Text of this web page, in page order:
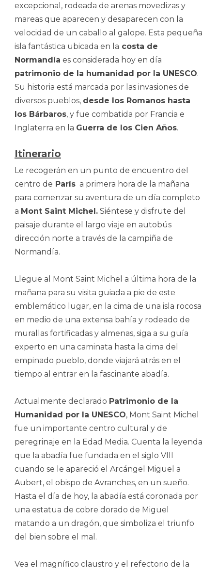
excepcional, rodeada de arenas movedizas y
mareas que aparecen y desaparecen con la
velocidad de un caballo al galope. Esta pequeña
isla fantástica ubicada en la costa de
Normandía es considerada hoy en día
patrimonio de la humanidad por la UNESCO.
Su historia está marcada por las invasiones de
diversos pueblos, desde los Romanos hasta
los Bárbaros, y fue combatida por Francia e
Inglaterra en la Guerra de los Cien Años.
Itinerario
Le recogerán en un punto de encuentro del
centro de París a primera hora de la mañana
para comenzar su aventura de un día completo
a Mont Saint Michel. Siéntese y disfrute del
paisaje durante el largo viaje en autobús
dirección norte a través de la campiña de
Normandía.
Llegue al Mont Saint Michel a última hora de la
mañana para su visita guiada a pie de este
emblemático lugar, en la cima de una isla rocosa
en medio de una extensa bahía y rodeado de
murallas fortificadas y almenas, siga a su guía
experto en una caminata hasta la cima del
empinado pueblo, donde viajará atrás en el
tiempo al entrar en la fascinante abadía.
Actualmente declarado Patrimonio de la
Humanidad por la UNESCO, Mont Saint Michel
fue un importante centro cultural y de
peregrinaje en la Edad Media. Cuenta la leyenda
que la abadía fue fundada en el siglo VIII
cuando se le apareció el Arcángel Miguel a
Aubert, el obispo de Avranches, en un sueño.
Hasta el día de hoy, la abadía está coronada por
una estatua de cobre dorado de Miguel
matando a un dragón, que simboliza el triunfo
del bien sobre el mal.
Vea el magnífico claustro y el refectorio de la